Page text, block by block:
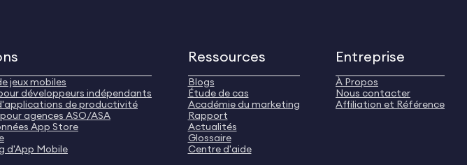
jeux mobiles
développeurs indépendants
de productivité
agences ASO/ASA
App Store
d'App Mobile
Ressources
Blogs
Étude de cas
Académie du marketing
Rapport
Actualités
Glossaire
Centre d'aide
Entreprise
À Propos
Nous contacter
Affiliation et Référence